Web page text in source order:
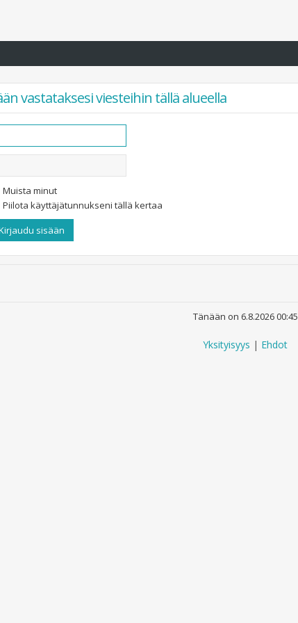
vastataksesi viesteihin tällä alueella
Muista minut
Piilota käyttäjätunnukseni tällä kertaa
Tänään on 6.8.2026 00:45
Yksityisyys | Ehdot